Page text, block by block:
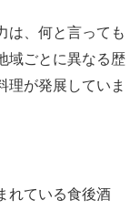
は、何と言っても
域ごとに異なる歴
理が発展していま
れている食後酒